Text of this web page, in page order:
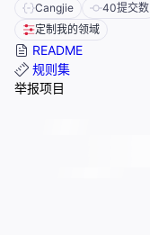
Cangjie 40提交数
定制我的领域
README
规则集
举报项目